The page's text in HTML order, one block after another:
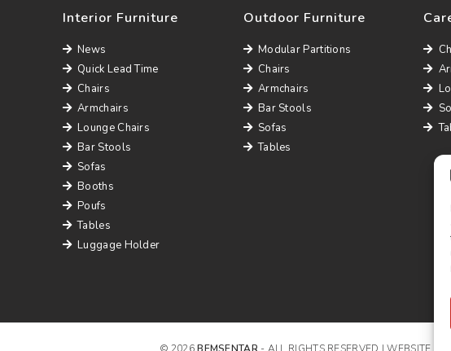
Interior Furniture
News
Quick Lead Time
Chairs
Armchairs
Lounge Chairs
Bar Stools
Sofas
Booths
Poufs
Tables
Luggage Holder
Outdoor Furniture
Modular Partitions
Chairs
Armchairs
Bar Stools
Sofas
Tables